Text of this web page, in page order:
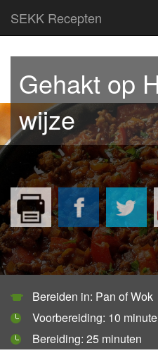
SEKK Recepten
Gehakt op
wijze
Bereiden in: Pan of Wok
Voorbereiding: 10
Bereiding: 25 minuten